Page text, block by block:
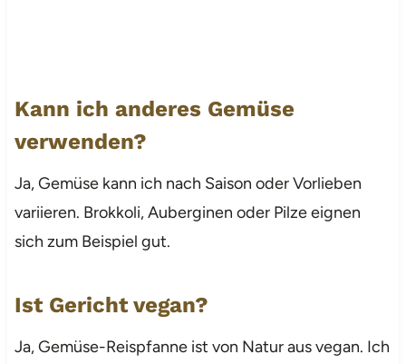
Kann ich anderes Gemüse
verwenden?
Ja, Gemüse kann ich nach Saison oder Vorlieben
variieren. Brokkoli, Auberginen oder Pilze eignen
sich zum Beispiel gut.
Ist Gericht vegan?
Ja, Gemüse-Reispfanne ist von Natur aus vegan. Ich